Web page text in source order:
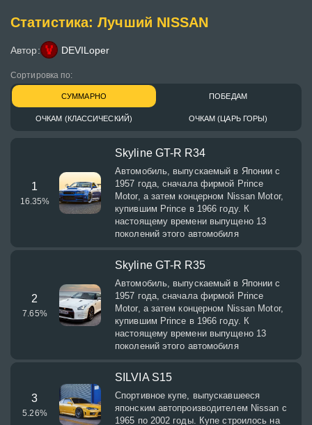
Статистика: Лучший NISSAN
Автор: DEVILoper
Сортировка по:
СУММАРНО ПОБЕДАМ
ОЧКАМ (КЛАССИЧЕСКИЙ) ОЧКАМ (ЦАРЬ ГОРЫ)
1
16.35%
Skyline GT-R R34
Автомобиль, выпускаемый в Японии с
1957 года, сначала фирмой Prince
Motor, а затем концерном Nissan Motor,
купившим Prince в 1966 году. К
настоящему времени выпущено 13
поколений этого автомобиля
2
7.65%
Skyline GT-R R35
Автомобиль, выпускаемый в Японии с
1957 года, сначала фирмой Prince
Motor, а затем концерном Nissan Motor,
купившим Prince в 1966 году. К
настоящему времени выпущено 13
поколений этого автомобиля
3
5.26%
SILVIA S15
Спортивное купе, выпускавшееся
японским автопроизводителем Nissan с
1965 по 2002 годы. Купе строилось на